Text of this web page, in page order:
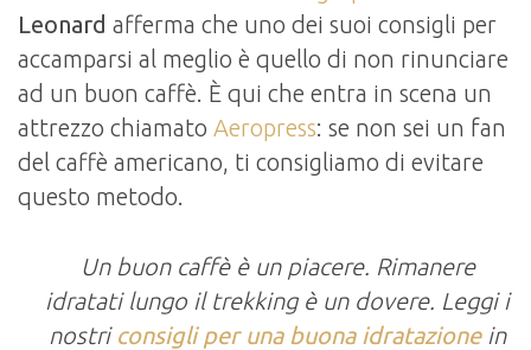
Leonard afferma che uno dei suoi consigli per
accamparsi al meglio è quello di non rinunciare
ad un buon caffè. È qui che entra in scena un
attrezzo chiamato Aeropress: se non sei un fan
del caffè americano, ti consigliamo di evitare
questo metodo.
Un buon caffè è un piacere. Rimanere
idratati lungo il trekking è un dovere. Leggi i
nostri consigli per una buona idratazione in